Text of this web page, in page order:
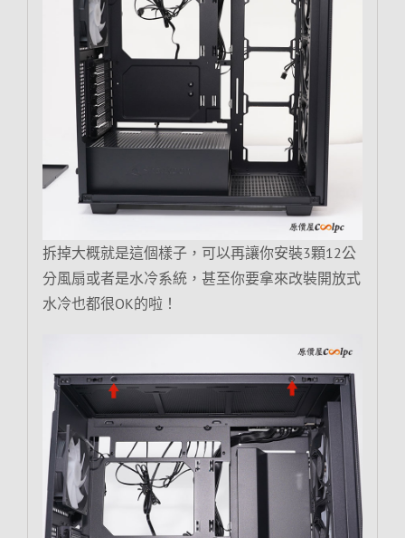
拆掉大概就是這個樣子，可以再讓你安裝3顆12公
分風扇或者是水冷系統，甚至你要拿來改裝開放式
水冷也都很OK的啦！